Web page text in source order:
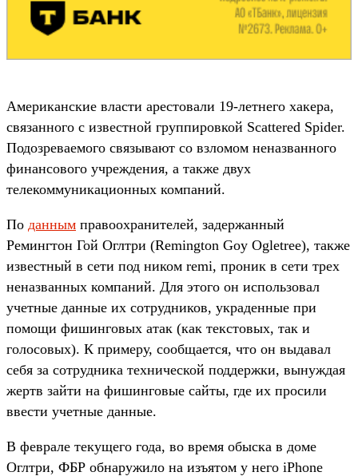
Американские власти арестовали 19-летнего хакера,
связанного с известной группировкой Scattered Spider.
Подозреваемого связывают со взломом неназванного
финансового учреждения, а также двух
телекоммуникационных компаний.
По данным правоохранителей, задержанный
Ремингтон Гой Оглтри (Remington Goy Ogletree), также
известный в сети под ником remi, проник в сети трех
неназванных компаний. Для этого он использовал
учетные данные их сотрудников, украденные при
помощи фишинговых атак (как текстовых, так и
голосовых). К примеру, сообщается, что он выдавал
себя за сотрудника технической поддержки, вынуждая
жертв зайти на фишинговые сайты, где их просили
ввести учетные данные.
В феврале текущего года, во время обыска в доме
Оглтри, ФБР обнаружило на изъятом у него iPhone